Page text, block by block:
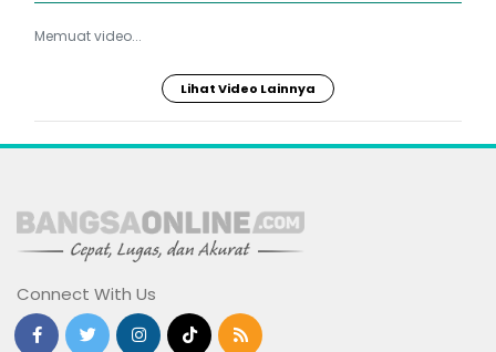
Memuat video...
Lihat Video Lainnya
Connect With Us